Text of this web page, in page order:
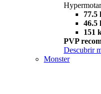
77.5
46.5
151
PVP
Descubrir
Monster